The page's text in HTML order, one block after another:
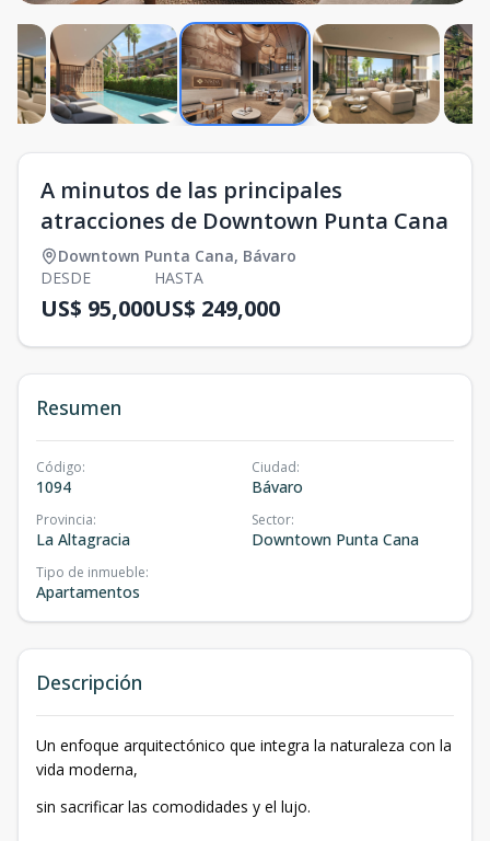
A minutos de las principales
atracciones de Downtown Punta Cana
Downtown Punta Cana, Bávaro
DESDE
US$ 95,000
HASTA
US$ 249,000
Resumen
Código:
1094
Ciudad:
Bávaro
Provincia:
La Altagracia
Sector:
Downtown Punta Cana
Tipo de inmueble:
Apartamentos
Descripción
Un enfoque arquitectónico que integra la naturaleza con la
vida moderna,
sin sacrificar las comodidades y el lujo.